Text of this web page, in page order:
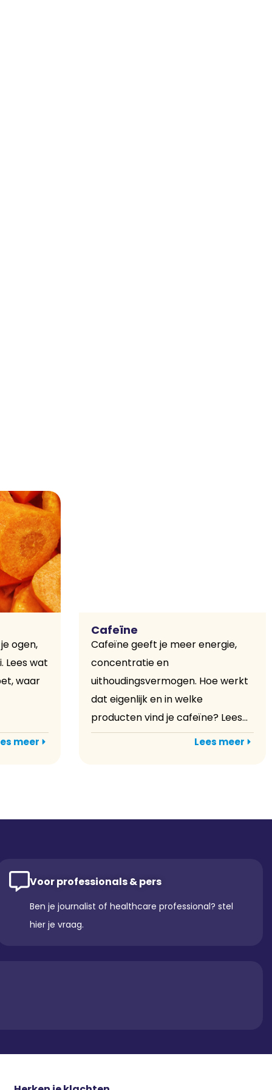
ogen,
Lees wat
waar
meer
Cafeïne
Cafeïne geeft je meer energie,
concentratie en
uithoudingsvermogen. Hoe werkt
dat eigenlijk en in welke
producten vind je cafeïne? Lees...
Lees meer
Voor professionals & pers
Ben je journalist of healthcare professional? stel
hier je vraag.